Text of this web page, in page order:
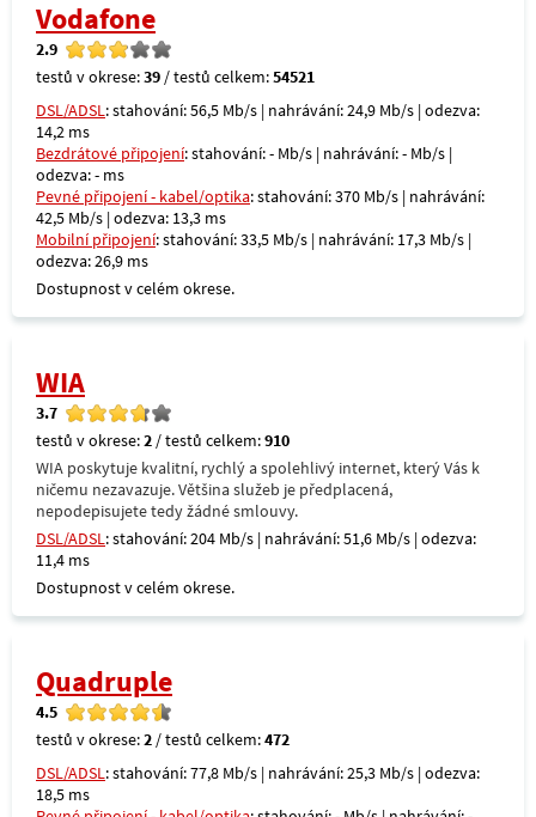
Vodafone
2.9
testů v okrese:39 / testů celkem:54521
DSL/ADSL: stahování: 56,5 Mb/s | nahrávání: 24,9 Mb/s | odezva:
14,2 ms
Bezdrátové připojení: stahování: - Mb/s | nahrávání: - Mb/s |
odezva: - ms
Pevné připojení - kabel/optika: stahování: 370 Mb/s | nahrávání:
42,5 Mb/s | odezva: 13,3 ms
Mobilní připojení: stahování: 33,5 Mb/s | nahrávání: 17,3 Mb/s |
odezva: 26,9 ms
Dostupnost v celém okrese.
WIA
3.7
testů v okrese:2 / testů celkem:910
WIA poskytuje kvalitní, rychlý a spolehlivý internet, který Vás k
ničemu nezavazuje. Většina služeb je předplacená,
nepodepisujete tedy žádné smlouvy.
DSL/ADSL: stahování: 204 Mb/s | nahrávání: 51,6 Mb/s | odezva:
11,4 ms
Dostupnost v celém okrese.
Quadruple
4.5
testů v okrese:2 / testů celkem:472
DSL/ADSL: stahování: 77,8 Mb/s | nahrávání: 25,3 Mb/s | odezva:
18,5 ms